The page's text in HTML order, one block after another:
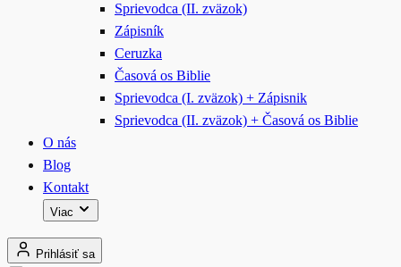
Sprievodca (II. zväzok)
Zápisník
Ceruzka
Časová os Biblie
Sprievodca (I. zväzok) + Zápisnik
Sprievodca (II. zväzok) + Časová os Biblie
O nás
Blog
Kontakt
Viac
Prihlásiť sa